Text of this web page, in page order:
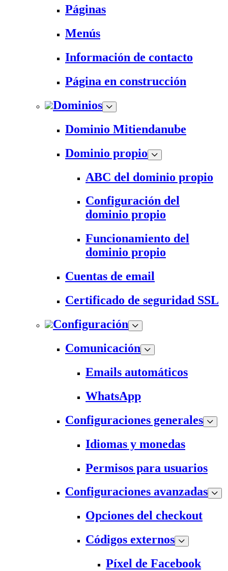
Páginas
Menús
Información de contacto
Página en construcción
Dominios
Dominio Mitiendanube
Dominio propio
ABC del dominio propio
Configuración del
dominio propio
Funcionamiento del
dominio propio
Cuentas de email
Certificado de seguridad SSL
Configuración
Comunicación
Emails automáticos
WhatsApp
Configuraciones generales
Idiomas y monedas
Permisos para usuarios
Configuraciones avanzadas
Opciones del checkout
Códigos externos
Píxel de Facebook